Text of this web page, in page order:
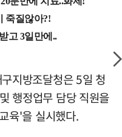
지방조달청은 5일 청
행정업무 담당 직원을
육'을 실시했다.